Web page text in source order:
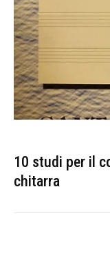
10 studi per il
chitarra